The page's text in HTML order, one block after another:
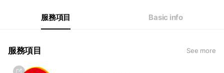
09:30 - 17:00
（維護諮詢品質全面採預約制）
服務項目 Basic info
服務項目 See more